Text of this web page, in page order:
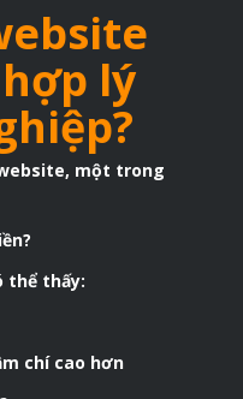
lý
một trong
thể thấy:
chí cao hơn